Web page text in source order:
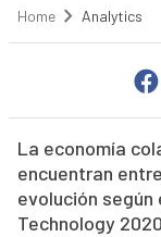
Home Analytics
La economía
encuentran
evolución según
Technology